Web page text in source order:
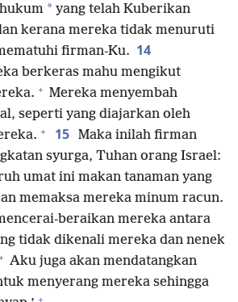
* yang telah Kuberikan
kerana mereka tidak menuruti
firman-Ku. 14
berkeras mahu mengikut
+ Mereka menyembah
seperti yang diajarkan oleh
+ 15 Maka inilah firman
syurga, Tuhan orang Israel:
umat ini makan tanaman yang
memaksa mereka minum racun.
beraikan mereka antara
tidak dikenali mereka dan nenek
Aku juga akan mendatangkan
menyerang mereka sehingga
+